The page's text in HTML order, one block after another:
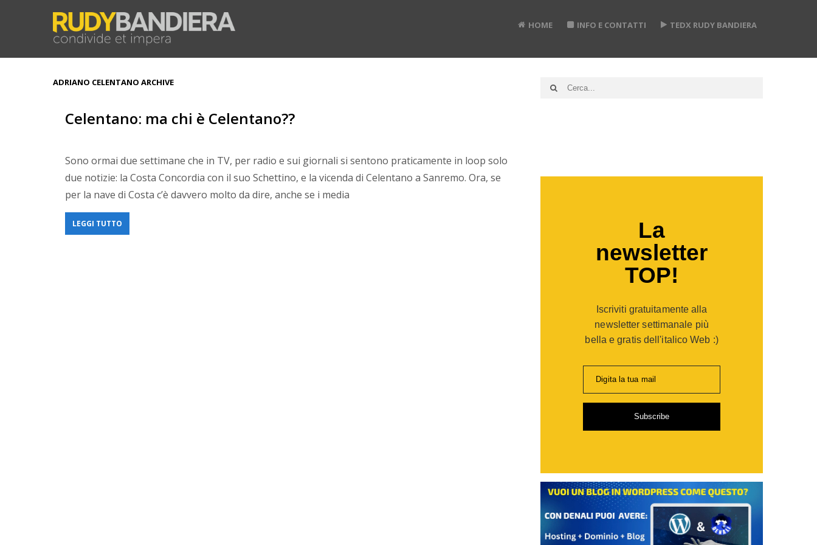
HOME INFO E CONTATTI TEDX RUDY BANDIERA
ADRIANO CELENTANO ARCHIVE
Celentano: ma chi è Celentano??
Sono ormai due settimane che in TV, per radio e sui giornali si sentono praticamente in loop solo
due notizie: la Costa Concordia con il suo Schettino, e la vicenda di Celentano a Sanremo. Ora, se
per la nave di Costa c’è davvero molto da dire, anche se i media
LEGGI TUTTO
La
newsletter
TOP!
Iscriviti gratuitamente alla
newsletter settimanale più
bella e gratis dell'italico Web :)
Digita la tua mail
Subscribe